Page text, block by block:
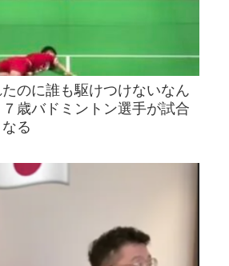
のに誰も駆けつけないなん
歳バドミントン選手が試合
る